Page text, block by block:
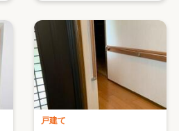
戸建て